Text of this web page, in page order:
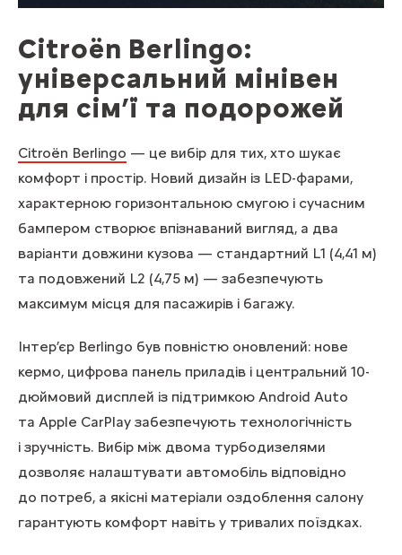
Citroën Berlingo:
універсальний мінівен
для сім’ї та подорожей
Citroën Berlingo — це вибір для тих, хто шукає
комфорт і простір. Новий дизайн із LED-фарами,
характерною горизонтальною смугою і сучасним
бампером створює впізнаваний вигляд, а два
варіанти довжини кузова — стандартний L1 (4,41 м)
та подовжений L2 (4,75 м) — забезпечують
максимум місця для пасажирів і багажу.
Інтер’єр Berlingo був повністю оновлений: нове
кермо, цифрова панель приладів і центральний 10-
дюймовий дисплей із підтримкою Android Auto
та Apple CarPlay забезпечують технологічність
і зручність. Вибір між двома турбодизелями
дозволяє налаштувати автомобіль відповідно
до потреб, а якісні матеріали оздоблення салону
гарантують комфорт навіть у тривалих поїздках.